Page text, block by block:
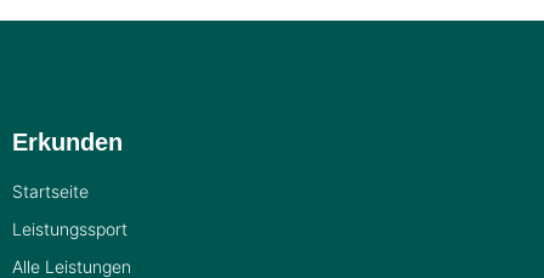
Erkunden
Startseite
Leistungssport
Alle Leistungen